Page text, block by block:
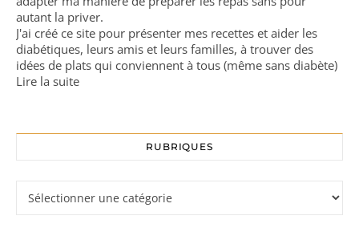
autant la priver.
J'ai créé ce site pour présenter mes recettes et aider les
diabétiques, leurs amis et leurs familles, à trouver des
idées de plats qui conviennent à tous (même sans diabète)
Lire la suite
RUBRIQUES